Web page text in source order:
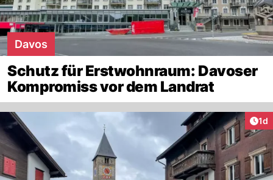
Davos
Schutz für Erstwohnraum: Davoser
Kompromiss vor dem Landrat
1d